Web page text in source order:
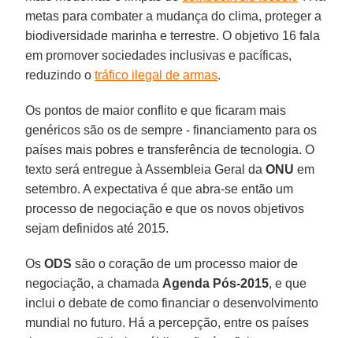
metas para combater a mudança do clima, proteger a
biodiversidade marinha e terrestre. O objetivo 16 fala
em promover sociedades inclusivas e pacíficas,
reduzindo otráfico ilegal de armas.
Os pontos de maior conflito e que ficaram mais
genéricos são os de sempre - financiamento para os
países mais pobres e transferência de tecnologia. O
texto será entregue à Assembleia Geral daONU em
setembro. A expectativa é que abra-se então um
processo de negociação e que os novos objetivos
sejam definidos até 2015.
OsODS são o coração de um processo maior de
negociação, a chamada Agenda Pós-2015, e que
inclui o debate de como financiar o desenvolvimento
mundial no futuro. Há a percepção, entre os países